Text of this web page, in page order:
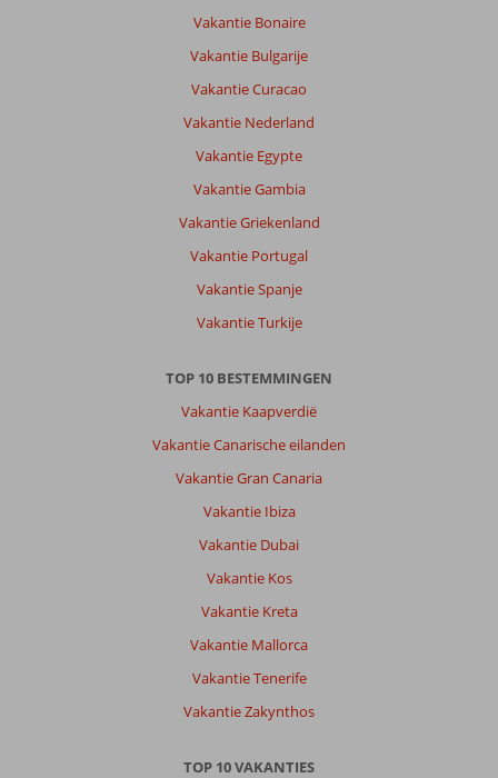
Vakantie Bonaire
Vakantie Bulgarije
Vakantie Curacao
Vakantie Nederland
Vakantie Egypte
Vakantie Gambia
Vakantie Griekenland
Vakantie Portugal
Vakantie Spanje
Vakantie Turkije
TOP 10 BESTEMMINGEN
Vakantie Kaapverdië
Vakantie Canarische eilanden
Vakantie Gran Canaria
Vakantie Ibiza
Vakantie Dubai
Vakantie Kos
Vakantie Kreta
Vakantie Mallorca
Vakantie Tenerife
Vakantie Zakynthos
TOP 10 VAKANTIES